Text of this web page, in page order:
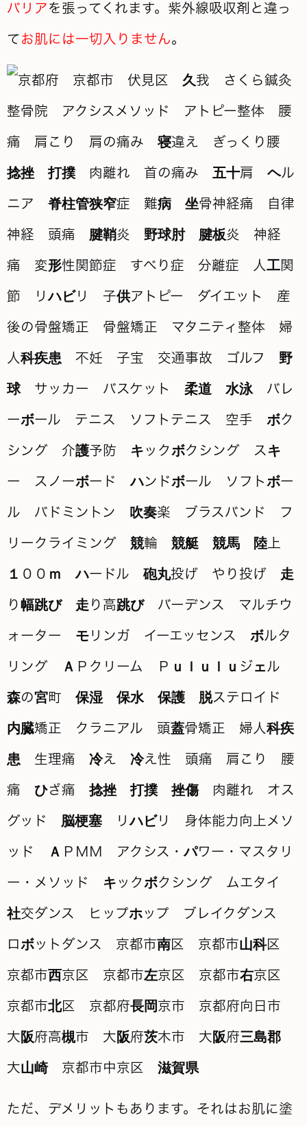
バリア を張ってくれます。紫外線吸収剤と違っ
て お肌には一切入りません。
ただ、デメリットもあります。それはお肌に塗